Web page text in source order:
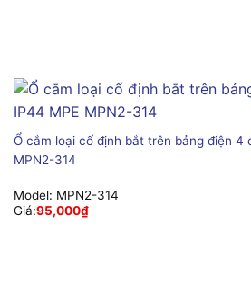
Ổ cắm loại cố định bắt trên bảng điện 4
MPN2-314
Model: MPN2-314
Giá:95,000₫